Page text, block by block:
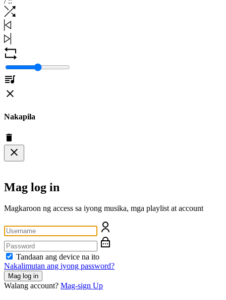
Nakapila
Mag log in
Magkaroon ng access sa iyong musika, mga playlist at account
Tandaan ang device na ito
Nakalimutan ang iyong password?
Mag log in
Walang account? Mag-sign Up